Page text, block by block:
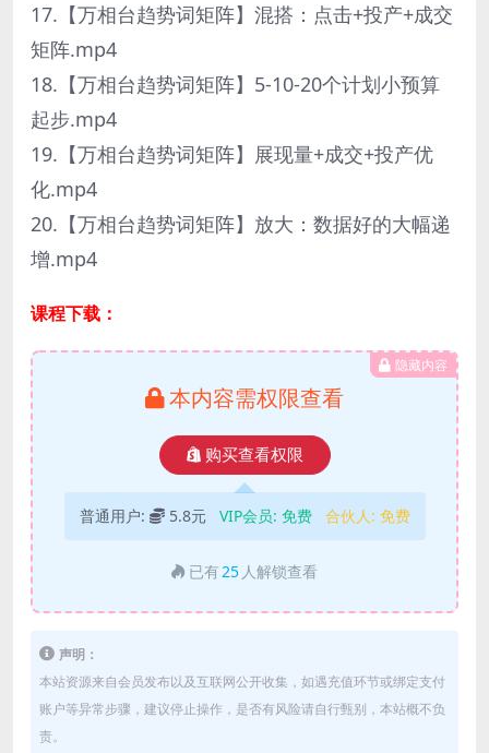
17.【万相台趋势词矩阵】混搭：点击+投产+成交
矩阵.mp4
18.【万相台趋势词矩阵】5-10-20个计划小预算
起步.mp4
19.【万相台趋势词矩阵】展现量+成交+投产优
化.mp4
20.【万相台趋势词矩阵】放大：数据好的大幅递
增.mp4
课程下载：
隐藏内容
本内容需权限查看
购买查看权限
普通用户: 5.8元 VIP会员: 免费 合伙人: 免费
已有25 人解锁查看
声明：
本站资源来自会员发布以及互联网公开收集，如遇充值环节或绑定支付
账户等异常步骤，建议停止操作，是否有风险请自行甄别，本站概不负
责。